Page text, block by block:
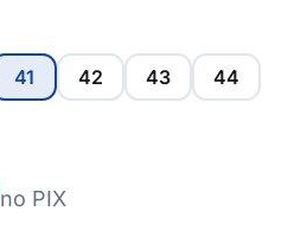
41 42 43
44
no PIX